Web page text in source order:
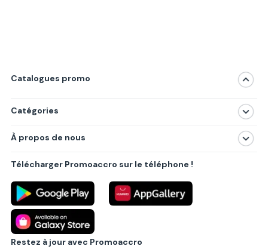
Catalogues promo
Catégories
Produits
Villes principales
À propos de nous
Politique de confidentialité
Règlements
Partenariat B2B
Blog
Contact
Télécharger Promoaccro sur le téléphone !
Restez à jour avec Promoaccro